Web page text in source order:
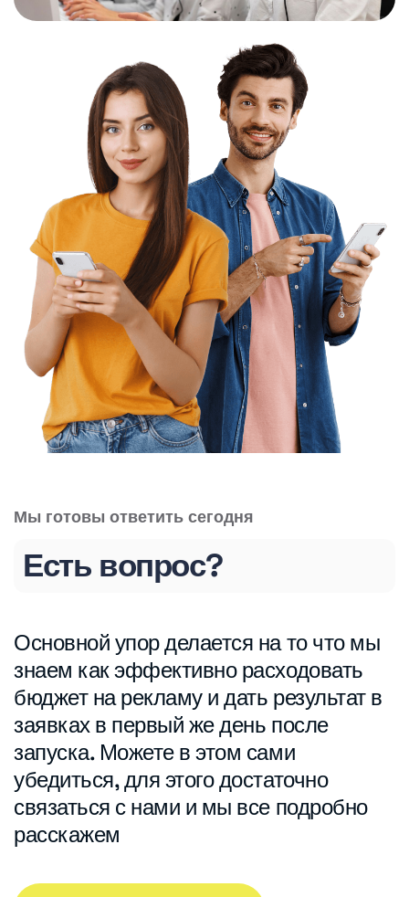
Мы готовы ответить сегодня
Есть вопрос?
Основной упор делается на то что мы
знаем как эффективно расходовать
бюджет на рекламу и дать результат в
заявках в первый же день после
запуска. Можете в этом сами
убедиться, для этого достаточно
связаться с нами и мы все подробно
расскажем